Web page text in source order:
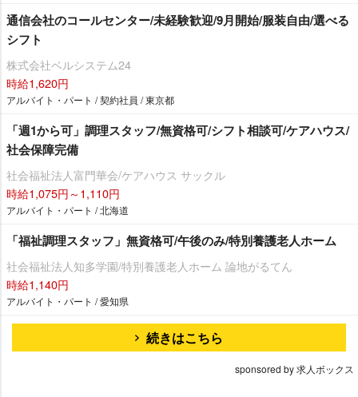
通信会社のコールセンター/未経験歓迎/9月開始/服装自由/選べる
シフト
株式会社ベルシステム24
時給1,620円
アルバイト・パート / 契約社員 / 東京都
「週1から可」調理スタッフ/無資格可/シフト相談可/ケアハウス/
社会保障完備
社会福祉法人富門華会/ケアハウス サックル
時給1,075円～1,110円
アルバイト・パート / 北海道
「福祉調理スタッフ」無資格可/午後のみ/特別養護老人ホーム
社会福祉法人知多学園/特別養護老人ホーム 論地がるてん
時給1,140円
アルバイト・パート / 愛知県
続きはこちら
sponsored by 求人ボックス